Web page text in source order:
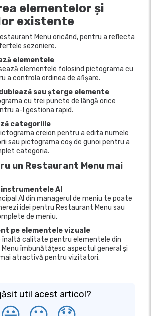
elementelor și
existente
Menu oricând, pentru a reflecta
sezoniere.
elementele
elementele folosind pictograma cu
a controla ordinea de afișare.
sau șterge elemente
cu trei puncte de lângă orice
a-l gestiona rapid.
categoriile
creion pentru a edita numele
sau pictograma coș de gunoi pentru a
categoria.
un Restaurant Menu mai
AI
AI din managerul de meniu te poate
idei pentru Restaurant Menu sau
de meniu.
pe elementele vizuale
înaltă calitate pentru elementele din
îmbunătățesc aspectul general și
atractivă pentru vizitatori.
util acest articol?